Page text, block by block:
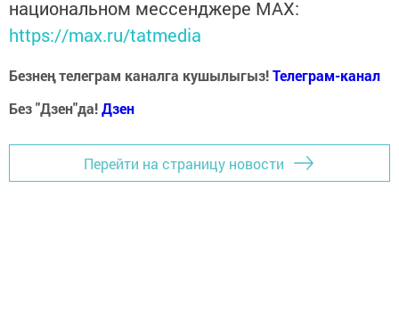
национальном мессенджере MАХ:
https://max.ru/tatmedia
Безнең телеграм каналга кушылыгыз!Телеграм-канал
Без "Дзен"да!Дзен
Перейти на страницу новости